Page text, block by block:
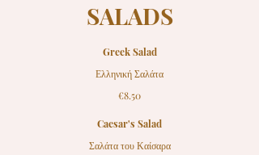
SALADS
Greek Salad
Ελληνική Σαλάτα
€8.50
Caesar's Salad
Σαλάτα του Καίσαρα